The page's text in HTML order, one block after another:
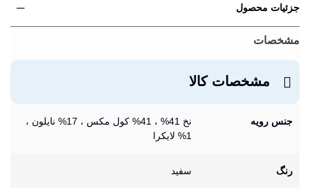
جزئیات محصول
مشخصات
مشخصات کالا
جنس رویه
نخ 41% ، 41% کول مکس ، 17% نایلون ،
1% لایکرا
رنگ سفید